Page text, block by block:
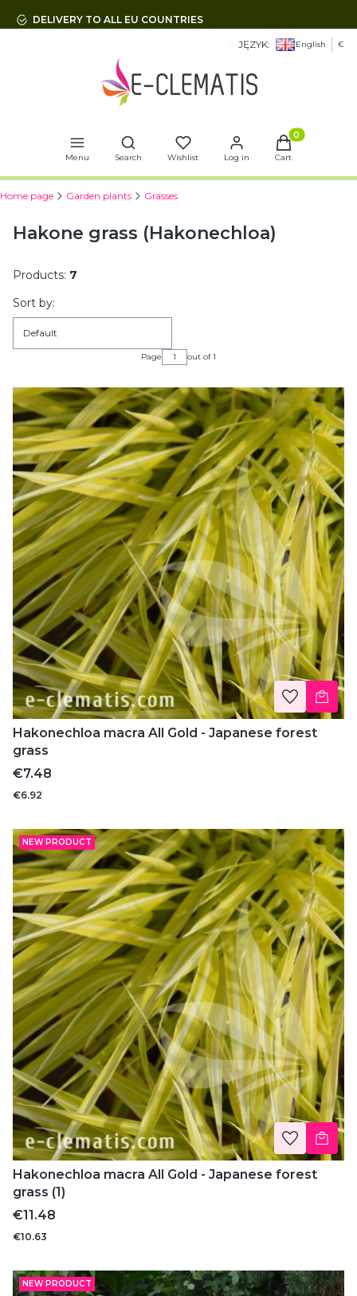
DELIVERY TO ALL EU COUNTRIES
JĘZYK: English €
Menu
Open search engine
Search Wishlist Log in
Products in
Cart
Home page Garden plants Grasses
Hakone grass (Hakonechloa)
Products: 7
List of products
Sort by:
Default
Page out of 1
Hakonechloa macra All Gold - Japanese forest
grass
Price
€7.48
€6.92
NEW PRODUCT
Hakonechloa macra All Gold - Japanese forest
grass (1)
Price
€11.48
€10.63
NEW PRODUCT